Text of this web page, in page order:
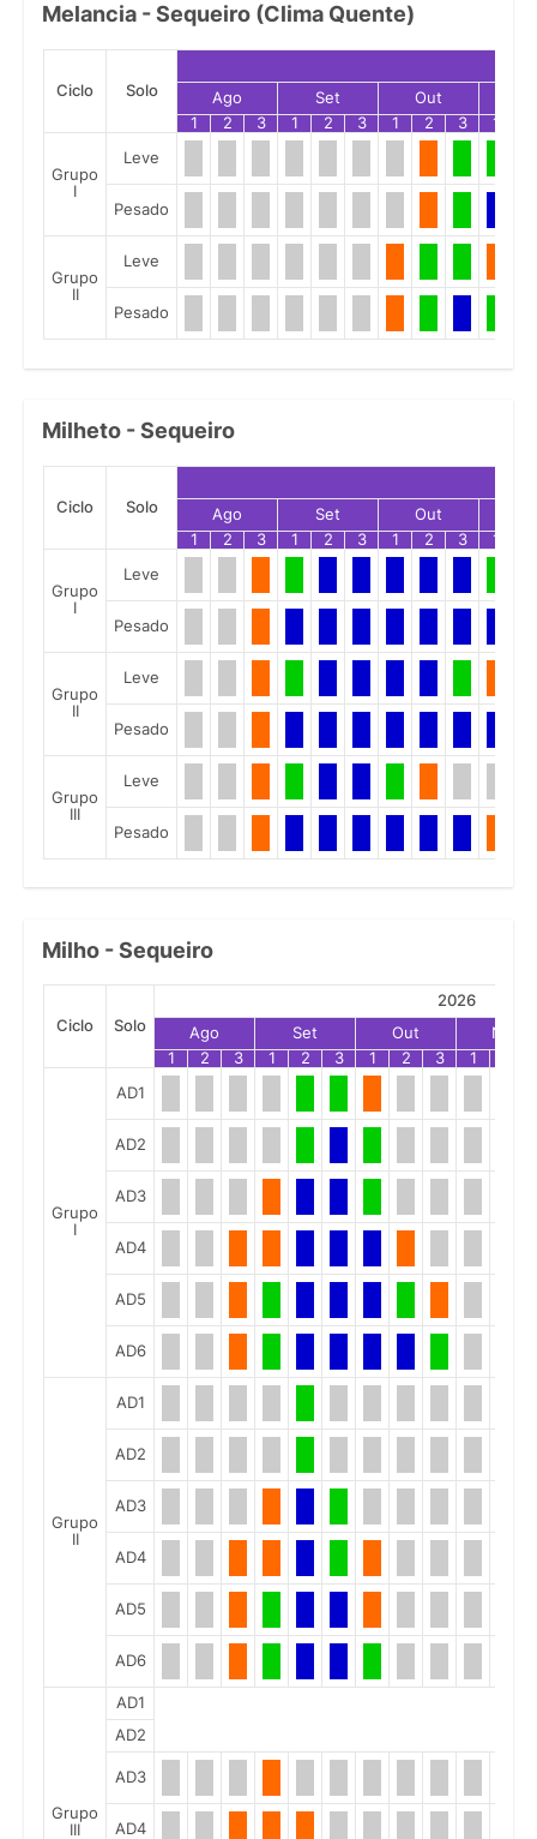
Melancia - Sequeiro (Clima Quente)
Ciclo Solo Ago Set Out
1
2 3 1 2 3 1 2 3 1
Grupo
I
Leve
Pesado
Grupo
II
Leve
Pesado
Milheto - Sequeiro
Ciclo Solo Ago Set Out
1
2 3 1 2 3 1 2 3 1
Grupo
I
Leve
Pesado
Grupo
II
Leve
Pesado
Grupo
III
Leve
Pesado
Milho - Sequeiro
Ciclo Solo
2026
Ago
Set Out
Nov
1
2 3 1 2 3 1 2 3 1
Grupo
I
AD1
AD2
AD3
AD4
AD5
AD6
Grupo
II
AD1
AD2
AD3
AD4
AD5
AD6
Grupo
III
AD1
AD2
AD3
AD4